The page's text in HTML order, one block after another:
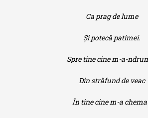
Ca prag de lume
Şi potecă patimei.
Spre tine cine m-a-
Din străfund de veac
În tine cine m-a